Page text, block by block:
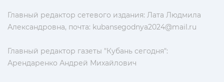
Главный редактор сетевого издания: Лата Людмила
Александровна, почта: kubansegodnya2024@mail.ru
Главный редактор газеты "Кубань сегодня":
Арендаренко Андрей Михайлович